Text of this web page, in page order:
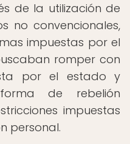
de la utilización de
no convencionales,
impuestas por el
romper con
por el estado y
de rebelión
impuestas
personal.